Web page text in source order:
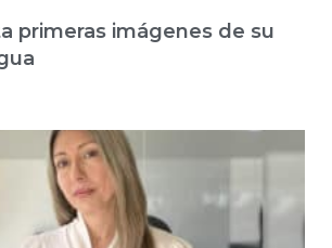
primeras imágenes de su